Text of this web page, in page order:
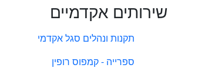
שירותים אקדמיים
תקנות ונהלים סגל אקדמי
ספרייה - קמפוס רופין